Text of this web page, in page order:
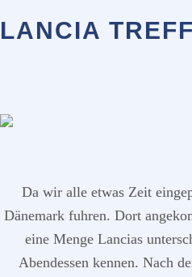
LANCIA
Da wir alle etwas Zeit
Dänemark fuhren. Dort
eine Menge Lancias
Abendessen kennen. Nach